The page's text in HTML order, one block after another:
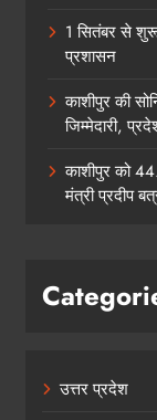
1 सितंबर से
प्रशासन
काशीपुर की
जिम्मेदारी,
काशीपुर को
मंत्री प्रदीप
उत्तर प्रदेश